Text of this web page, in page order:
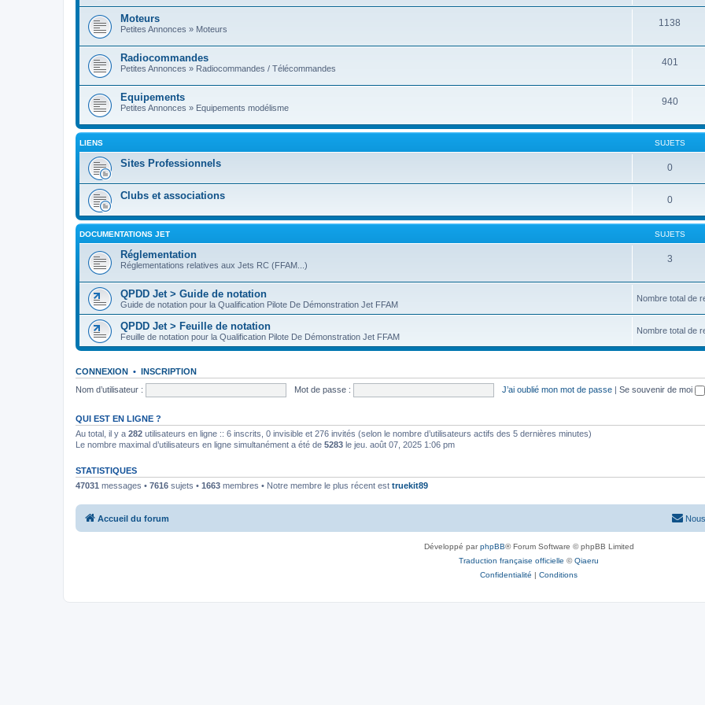
Moteurs
Petites Annonces » Moteurs
1138
Radiocommandes
Petites Annonces » Radiocommandes / Télécommandes
401
Equipements
Petites Annonces » Equipements modélisme
940
LIENS SUJETS
Sites Professionnels 0
Clubs et associations 0
DOCUMENTATIONS JET SUJETS
Réglementation
Réglementations relatives aux Jets RC (FFAM...)
3
QPDD Jet > Guide de notation
Guide de notation pour la Qualification Pilote De Démonstration Jet FFAM
Nombre total de
QPDD Jet > Feuille de notation
Feuille de notation pour la Qualification Pilote De Démonstration Jet FFAM
Nombre total de
CONNEXION • INSCRIPTION
Nom d’utilisateur :
Mot de passe : J’ai oublié mon mot de passe | Se souvenir de moi
QUI EST EN LIGNE ?
Au total, il y a 282 utilisateurs en ligne :: 6 inscrits, 0 invisible et 276 invités (selon le nombre d’utilisateurs actifs des 5 dernières minutes)
Le nombre maximal d’utilisateurs en ligne simultanément a été de 5283 le jeu. août 07, 2025 1:06 pm
STATISTIQUES
47031 messages • 7616 sujets • 1663 membres • Notre membre le plus récent est truekit89
Accueil du forum
Développé parphpBB® Forum Software © phpBB Limited
Traduction française officielle ©Qiaeru
Confidentialité | Conditions